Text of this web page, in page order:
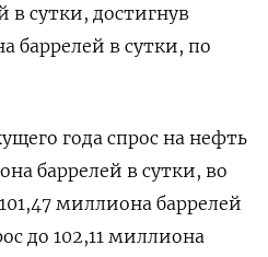
в сутки, достигнув
баррелей в сутки, по
года спрос на нефть
баррелей в сутки, во
миллиона баррелей
до 102,11 миллиона